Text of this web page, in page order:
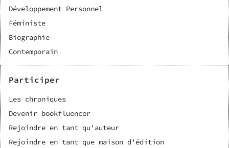
Développement Personnel
Féministe
Biographie
Contemporain
Participer
Les chroniques
Devenir bookfluencer
Rejoindre en tant qu'auteur
Rejoindre en tant que maison d'édition